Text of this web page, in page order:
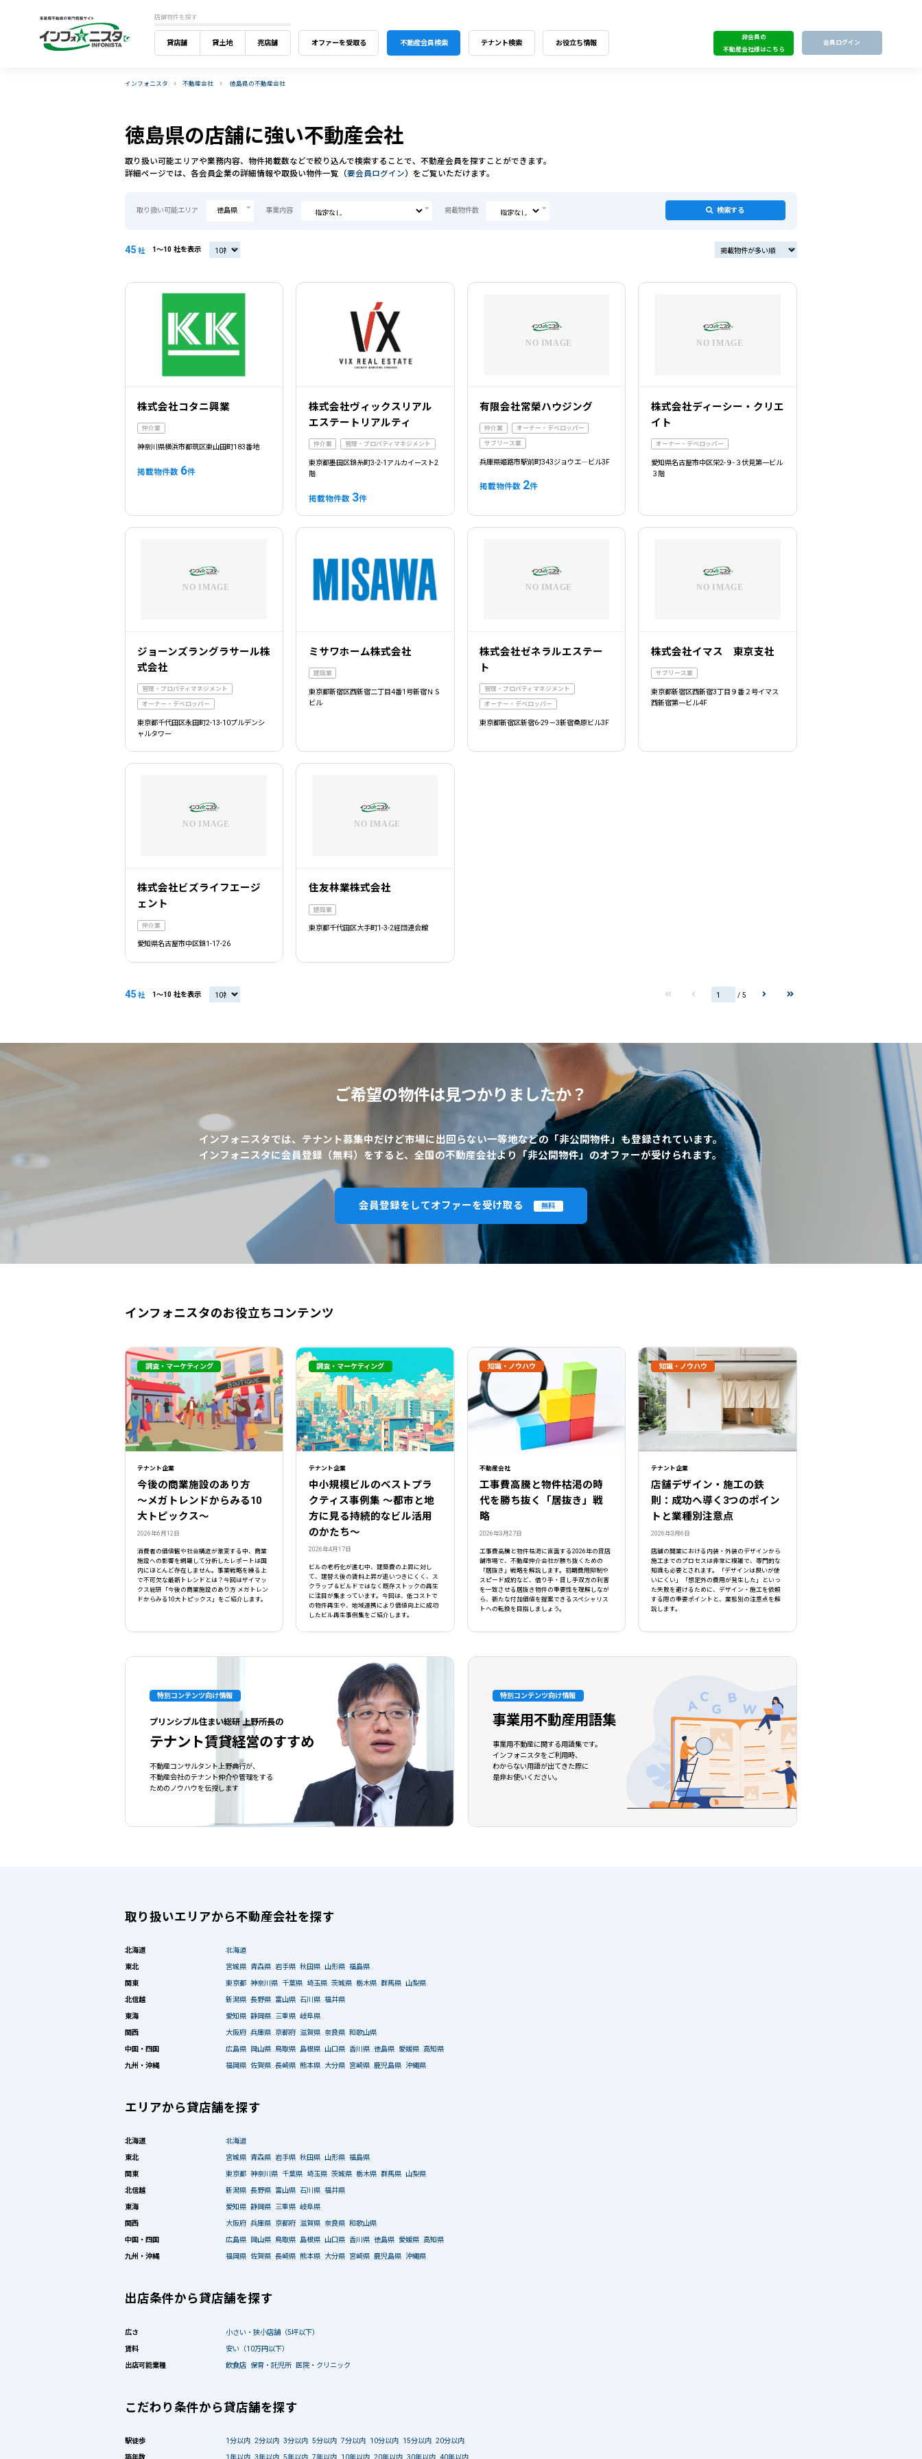
店舗物件を探す
貸店舗 貸土地 売店舗 オファーを受取る 不動産会員検索 テナント検索 お役立ち情報
非会員の
不動産会社様はこちら
会員ログイン
インフォニスタ 不動産会社 徳島県の不動産会社
徳島県の店舗に強い不動産会社
取り扱い可能エリアや業務内容、物件掲載数などで絞り込んで検索することで、不動産会員を探すことができます。
詳細ページでは、各会員企業の詳細情報や取扱い物件一覧（要会員ログイン）をご覧いただけます。
取り扱い可能エリア 徳島県 事業内容 掲載物件数 検索する
45社 1〜10 社を表示 20社 掲載物件が多い順
株式会社コタニ興業
仲介業
神奈川県横浜市都筑区東山田町183番地
掲載物件数 6件
株式会社ヴィックスリアル
エステートリアルティ
仲介業 管理・プロパティマネジメント
東京都墨田区錦糸町3-2-1アルカイースト2
階
掲載物件数 3件
有限会社常榮ハウジング
仲介業 オーナー・デベロッパー
サブリース業
兵庫県姫路市駅前町343ジョウエ―ビル3F
掲載物件数 2件
株式会社ディーシー・クリエ
イト
オーナー・デベロッパー
愛知県名古屋市中区栄2-９-３伏見第一ビル
３階
ジョーンズラングラサール株
式会社
管理・プロパティマネジメント
オーナー・デベロッパー
東京都千代田区永田町2-13-10プルデンシ
ャルタワー
ミサワホーム株式会社
建設業
東京都新宿区西新宿二丁目4番1号新宿ＮＳ
ビル
株式会社ゼネラルエステー
ト
管理・プロパティマネジメント
オーナー・デベロッパー
東京都新宿区新宿6-29－3新宿桑原ビル3F
株式会社イマス 東京支社
サブリース業
東京都新宿区西新宿3丁目９番２号イマス
西新宿第一ビル4F
株式会社ビズライフエージ
ェント
仲介業
愛知県名古屋市中区錦1-17-26
住友林業株式会社
建設業
東京都千代田区大手町1-3-2経団連会館
45社 1〜10 社を表示 20社 / 5
ご希望の物件は見つかりましたか？
インフォニスタでは、テナント募集中だけど市場に出回らない一等地などの「非公開物件」も登録されています。
インフォニスタに会員登録（無料）をすると、全国の不動産会社より「非公開物件」のオファーが受けられます。
会員登録をしてオファーを受け取る 無料
インフォニスタのお役立ちコンテンツ
テナント企業
今後の商業施設のあり方
〜メガトレンドからみる10
大トピックス〜
2026年6月12日
消費者の価値観や社会構造が激変する中、商業
施設への影響を網羅して分析したレポートは国
内にほとんど存在しません。事業戦略を練る上
で不可欠な最新トレンドとは？今回はザイマッ
クス総研「今後の商業施設のあり方 メガトレン
ドからみる10大トピックス」をご紹介します。
調査・マーケティング
テナント企業
中小規模ビルのベストプラ
クティス事例集 ～都市と地
方に見る持続的なビル活用
のかたち～
2026年4月17日
ビルの老朽化が進む中、建築費の上昇に対し
て、建替え後の賃料上昇が追いつきにくく、ス
クラップ＆ビルドではなく既存ストックの再生
に注目が集まっています。今回は、低コストで
の物件再生や、地域連携により価値向上に成功
したビル再生事例集をご紹介します。
調査・マーケティング
不動産会社
工事費高騰と物件枯渇の時
代を勝ち抜く「居抜き」戦
略
2026年3月27日
工事費高騰と物件枯渇に直面する2026年の貸店
舗市場で、不動産仲介会社が勝ち抜くための
「居抜き」戦略を解説します。初期費用抑制や
スピード成約など、借り手・貸し手双方の利害
を一致させる居抜き物件の重要性を理解しなが
ら、新たな付加価値を提案できるスペシャリス
トへの転換を目指しましょう。
知識・ノウハウ
テナント企業
店舗デザイン・施工の鉄
則：成功へ導く3つのポイン
トと業種別注意点
2026年3月6日
店舗の開業における内装・外装のデザインから
施工までのプロセスは非常に複雑で、専門的な
知識も必要とされます。「デザインは良いが使
いにくい」「想定外の費用が発生した」といっ
た失敗を避けるために、デザイン・施工を依頼
する際の重要ポイントと、業態別の注意点を解
説します。
知識・ノウハウ
特別コンテンツ向け情報
プリンシプル住まい総研 上野所長の
テナント賃貸経営のすすめ
不動産コンサルタント上野典行が、
不動産会社のテナント仲介や管理をする
ためのノウハウを伝授します
特別コンテンツ向け情報
事業用不動産用語集
事業用不動産に関する用語集です。
インフォニスタをご利用時、
わからない用語が出てきた際に
是非お使いください。
取り扱いエリアから不動産会社を探す
北海道 北海道
東北 宮城県 青森県 岩手県 秋田県 山形県 福島県
関東 東京都 神奈川県 千葉県 埼玉県 茨城県 栃木県 群馬県 山梨県
北信越 新潟県 長野県 富山県 石川県 福井県
東海 愛知県 静岡県 三重県 岐阜県
関西 大阪府 兵庫県 京都府 滋賀県 奈良県 和歌山県
中国・四国 広島県 岡山県 鳥取県 島根県 山口県 香川県 徳島県 愛媛県 高知県
九州・沖縄 福岡県 佐賀県 長崎県 熊本県 大分県 宮崎県 鹿児島県 沖縄県
エリアから貸店舗を探す
北海道 北海道
東北 宮城県 青森県 岩手県 秋田県 山形県 福島県
関東 東京都 神奈川県 千葉県 埼玉県 茨城県 栃木県 群馬県 山梨県
北信越 新潟県 長野県 富山県 石川県 福井県
東海 愛知県 静岡県 三重県 岐阜県
関西 大阪府 兵庫県 京都府 滋賀県 奈良県 和歌山県
中国・四国 広島県 岡山県 鳥取県 島根県 山口県 香川県 徳島県 愛媛県 高知県
九州・沖縄 福岡県 佐賀県 長崎県 熊本県 大分県 宮崎県 鹿児島県 沖縄県
出店条件から貸店舗を探す
広さ 小さい・狭小店舗（5坪以下）
賃料 安い（10万円以下）
出店可能業種 飲食店 保育・託児所 医院・クリニック
こだわり条件から貸店舗を探す
駅徒歩 1分以内 2分以内 3分以内 5分以内 7分以内 10分以内 15分以内 20分以内
築年数 1年以内 3年以内 5年以内 7年以内 10年以内 20年以内 30年以内 40年以内